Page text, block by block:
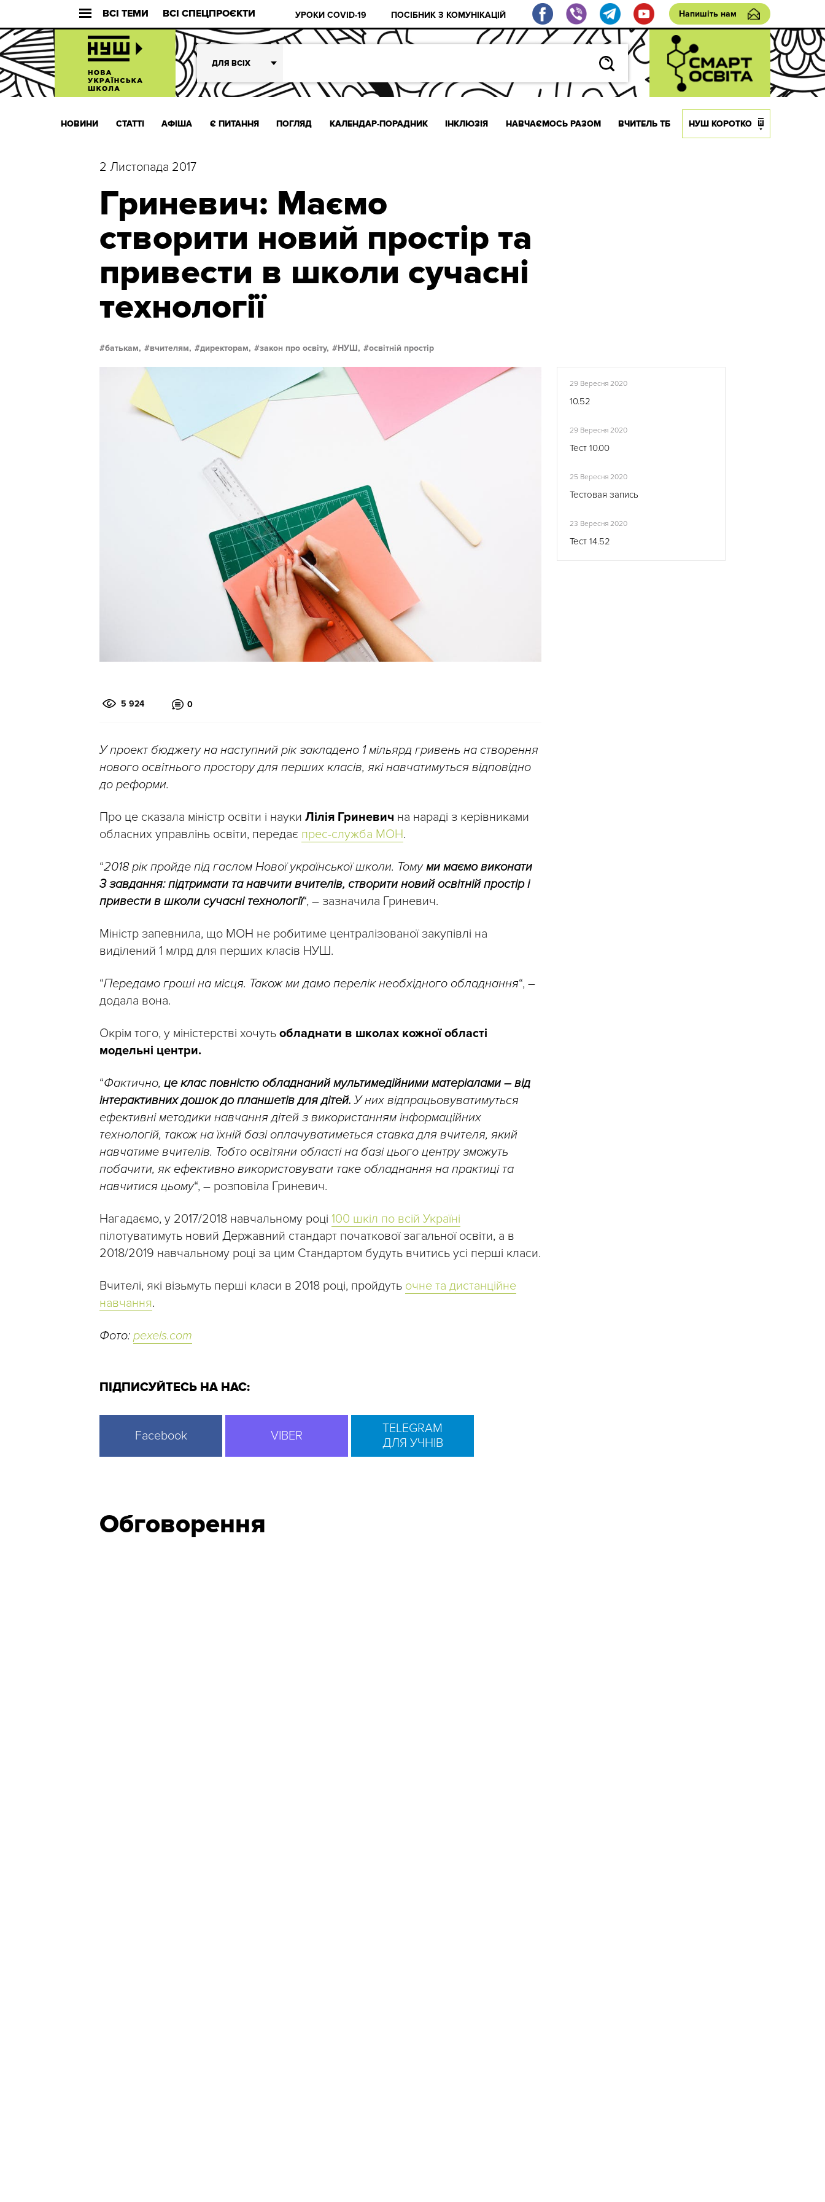
ВСІ ТЕМИ ВСІ СПЕЦПРОЄКТИ УРОКИ COVID-19 ПОСІБНИК З КОМУНІКАЦІЙ Напишіть нам
ДЛЯ ВСІХ
НОВИНИ СТАТТІ АФІША Є ПИТАННЯ ПОГЛЯД КАЛЕНДАР-ПОРАДНИК ІНКЛЮЗІЯ НАВЧАЄМОСЬ РАЗОМ ВЧИТЕЛЬ ТБ НУШ КОРОТКО
2 Листопада 2017
Гриневич: Маємо
створити новий простір та
привести в школи сучасні
технології
батькам, вчителям, директорам, закон про освіту, НУШ, освітній простір
5 924 0
У проект бюджету на наступний рік закладено 1 мільярд гривень на створення
нового освітнього простору для перших класів, які навчатимуться відповідно
до реформи.
Про це сказала міністр освіти і науки Лілія Гриневич на нараді з керівниками
обласних управлінь освіти, передає прес-служба МОН.
“2018 рік пройде під гаслом Нової української школи. Томуми маємо виконати
3 завдання: підтримати та навчити вчителів, створити новий освітній простір і
привести в школи сучасні технології“, – зазначила Гриневич.
Міністр запевнила, що МОН не робитиме централізованої закупівлі на
виділений 1 млрд для перших класів НУШ.
“Передамо гроші на місця. Також ми дамо перелік необхідного обладнання“, –
додала вона.
Окрім того, у міністерстві хочуть обладнати в школах кожної області
модельні центри.
“Фактично, це клас повністю обладнаний мультимедійними матеріалами – від
інтерактивних дошок до планшетів для дітей. У них відпрацьовуватимуться
ефективні методики навчання дітей з використанням інформаційних
технологій, також на їхній базі оплачуватиметься ставка для вчителя, який
навчатиме вчителів. Тобто освітяни області на базі цього центру зможуть
побачити, як ефективно використовувати таке обладнання на практиці та
навчитися цьому“, – розповіла Гриневич.
Нагадаємо, у 2017/2018 навчальному році 100 шкіл по всій Україні
пілотуватимуть новий Державний стандарт початкової загальної освіти, а в
2018/2019 навчальному році за цим Стандартом будуть вчитись усі перші класи.
Вчителі, які візьмуть перші класи в 2018 році, пройдуть очне та дистанційне
навчання.
Фото: pexels.com
ПІДПИСУЙТЕСЬ НА НАС:
Facebook VIBER
TELEGRAM
ДЛЯ УЧНІВ
29 Вересня 2020
10.52
29 Вересня 2020
Тест 10.00
25 Вересня 2020
Тестовая запись
23 Вересня 2020
Тест 14.52
Обговорення